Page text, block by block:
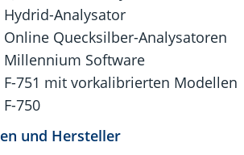
Hydrid-Analysator
Online Quecksilber-Analysatoren
Millennium Software
F-751 mit vorkalibrierten Modellen
F-750
und Hersteller